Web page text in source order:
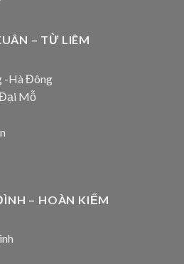
– TỪ LIÊM
-Hà Đông
Mỗ
– HOÀN KIẾM